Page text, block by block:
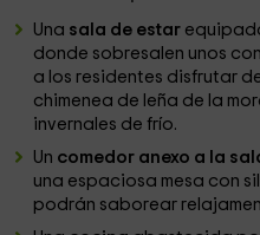
Una sala de estar
donde sobresalen unos
a los residentes disfrutar
chimenea de leña de la
invernales de frío.
Un comedor anexo a la
una espaciosa mesa con
podrán saborear